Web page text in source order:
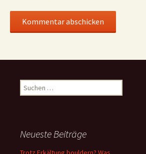
Suchen
nach:
Neueste Beiträge